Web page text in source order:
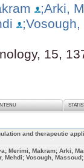
;Arki,
15,
and therapeutic
Merimi, Makram; Arki,
Mehdi; Vosough,